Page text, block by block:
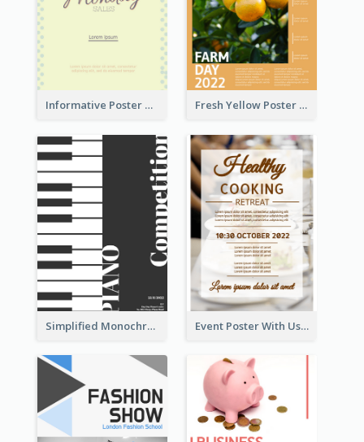
Informative Poster Of Monday Sale In Bright Colour Tone Fresh Yellow Poster Of Farm Day
Simplified Monochrome Music Instruments Competition Event Poster With Using Of Different Kinds Of Typography